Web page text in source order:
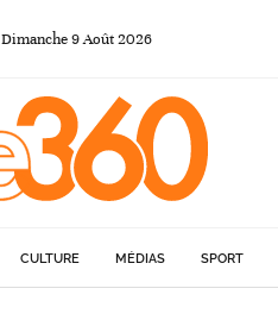
Dimanche 9Août 2026
CULTURE MÉDIAS SPORT